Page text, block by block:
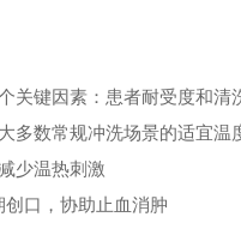
关键因素：患者耐受度和清
多数常规冲洗场景的适宜温
少温热刺激
口，协助止血消肿